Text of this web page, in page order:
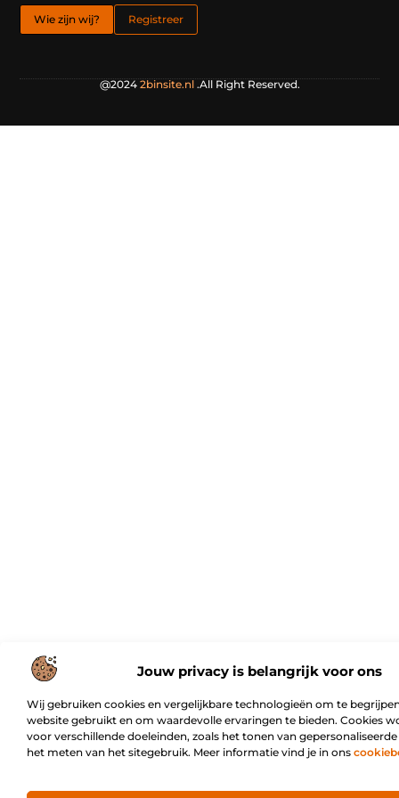
Jouw privacy is belangrijk voor ons
Wij gebruiken cookies en vergelijkbare technologieën om te
website gebruikt en om waardevolle ervaringen te bieden. Cookies
voor verschillende doeleinden, zoals het tonen van
het meten van het sitegebruik. Meer informatie vind je in ons
Wie zijn wij? Registreer
@2024 2binsite.nl.All Right Reserved.